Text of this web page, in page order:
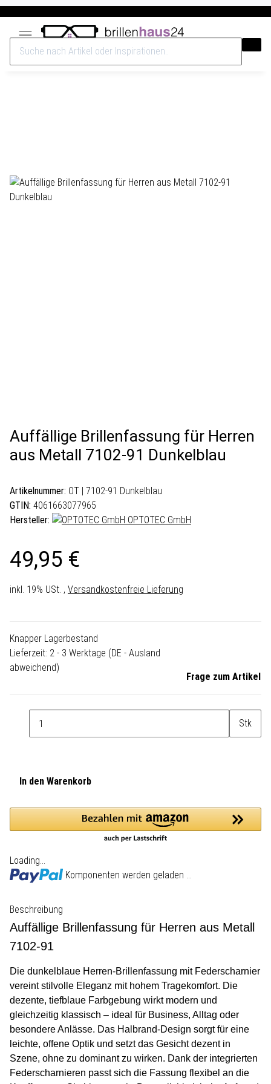
Auffällige Brillenfassung für Herren
aus Metall 7102-91 Dunkelblau
Artikelnummer: OT | 7102-91 Dunkelblau
GTIN: 4061663077965
Hersteller:
OPTOTEC GmbH
49,95 €
inkl. 19% USt. , Versandkostenfreie Lieferung
Knapper Lagerbestand
Lieferzeit: 2 - 3 Werktage (DE - Ausland
abweichend)
Frage zum Artikel
Stk
In den Warenkorb
Loading...
Komponenten werden geladen ...
Beschreibung
Auffällige Brillenfassung für Herren aus Metall
7102-91
Die dunkelblaue Herren-Brillenfassung mit Federscharnier
vereint stilvolle Eleganz mit hohem Tragekomfort. Die
dezente, tiefblaue Farbgebung wirkt modern und
gleichzeitig klassisch – ideal für Business, Alltag oder
besondere Anlässe. Das Halbrand-Design sorgt für eine
leichte, offene Optik und setzt das Gesicht dezent in
Szene, ohne zu dominant zu wirken. Dank der integrierten
Federscharnieren passt sich die Fassung flexibel an die